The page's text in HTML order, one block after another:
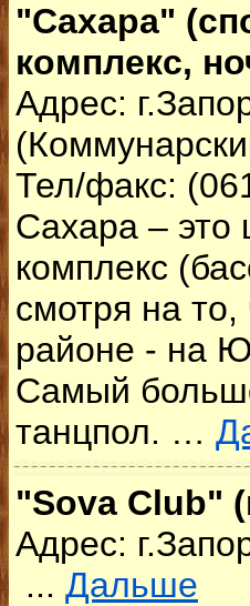
"Сахара"
комплекс,
Адрес:
Тел/факс:
Сахара – это
комплекс
смотря на
районе - на
Самый
танцпол. …
"Sova Club"
Адрес:
... Дальше